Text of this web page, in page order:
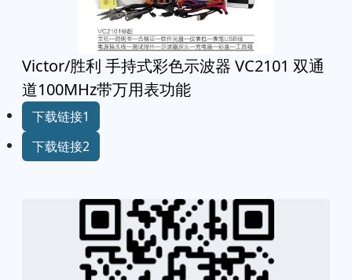
Victor/胜利 手持式彩色示波器 VC2101 双通
道100MHz带万用表功能
下载链接1
下载链接2